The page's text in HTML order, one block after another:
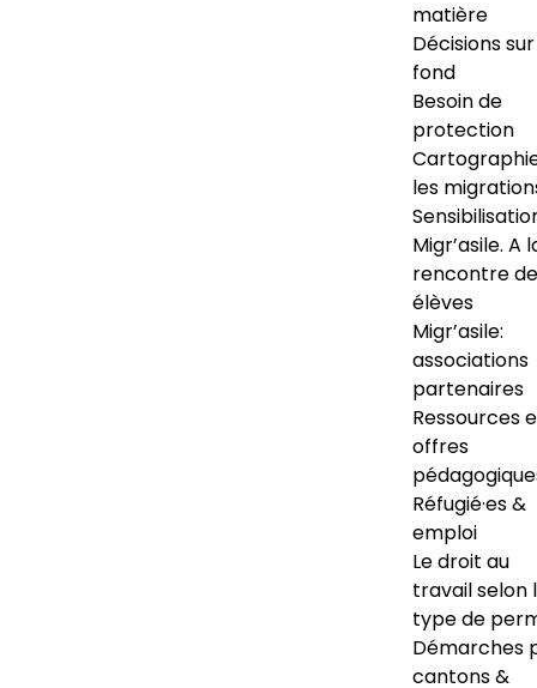
matière
Décisions
fond
Besoin de
protection
les
Migr’asile. A
rencontre
élèves
Migr’asile:
associations
partenaires
Ressources
offres
Réfugié·es &
emploi
Le droit au
travail selon
type de
Démarches
cantons &